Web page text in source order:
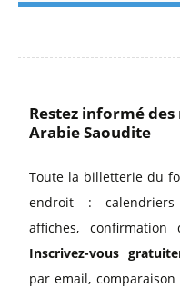
Restez informé
Arabie Saoudite
Toute la billetterie du
endroit : calendriers
affiches,
Inscrivez-vous
par email,